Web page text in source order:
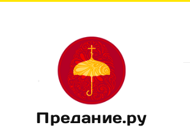
Предание.ру